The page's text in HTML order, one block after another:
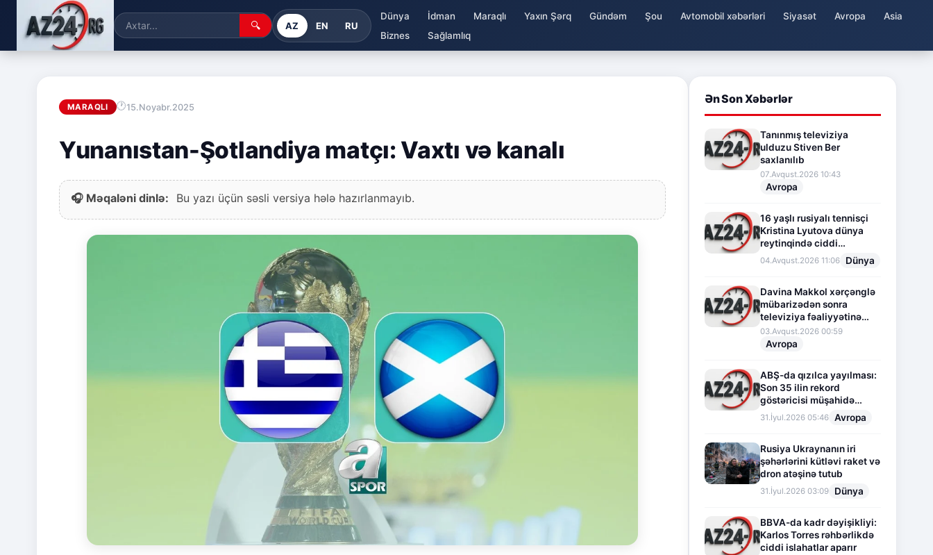
🔍 AZ EN RU
Dünya İdman Maraqlı Yaxın Şərq Gündəm Şou Avtomobil xəbərləri Siyasət Avropa
Asia
Biznes
Sağlamlıq
MARAQLI 15.Noyabr.2025
Yunanıstan-Şotlandiya matçı: Vaxtı və kanalı
🎧 Məqaləni dinlə: Bu yazı üçün səsli versiya hələ hazırlanmayıb.
Ən Son Xəbərlər
Tanınmış televiziya
ulduzu Stiven Ber
saxlanılıb
07.Avqust.2026 10:43
Avropa
16 yaşlı rusiyalı tennisçi
Kristina Lyutova dünya
reytinqində ciddi
irəliləyişə imza atdı
04.Avqust.2026 11:06 Dünya
Davina Makkol xərçənglə
mübarizədən sonra
televiziya fəaliyyətinə
fasilə verir
03.Avqust.2026 00:59
Avropa
ABŞ-da qızılca yayılması:
Son 35 ilin rekord
göstəricisi müşahidə
olunur
31.İyul.2026 05:46 Avropa
Rusiya Ukraynanın iri
şəhərlərini kütləvi raket və
dron atəşinə tutub
31.İyul.2026 03:09 Dünya
BBVA-da kadr dəyişikliyi:
Karlos Torres rəhbərlikdə
ciddi islahatlar aparır